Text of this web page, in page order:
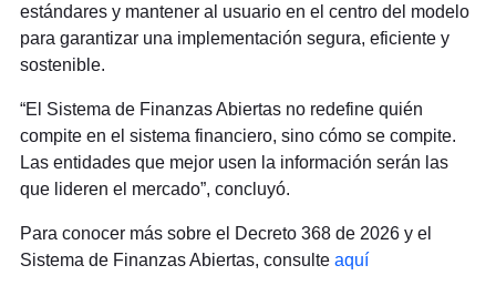
estándares y mantener al usuario en el centro del modelo
para garantizar una implementación segura, eficiente y
sostenible.
“El Sistema de Finanzas Abiertas no redefine quién
compite en el sistema financiero, sino cómo se compite.
Las entidades que mejor usen la información serán las
que lideren el mercado”, concluyó.
Para conocer más sobre el Decreto 368 de 2026 y el
Sistema de Finanzas Abiertas, consulte aquí